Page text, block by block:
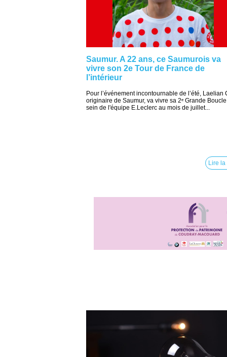
Saumur. A 22 ans, ce Saumurois va
vivre son 2e Tour de France de
l’intérieur
Pour l’événement incontournable de l’été, Laelian
originaire de Saumur, va vivre sa 2ᵉ Grande
sein de l'équipe E.Leclerc au mois de juillet...
Lire la